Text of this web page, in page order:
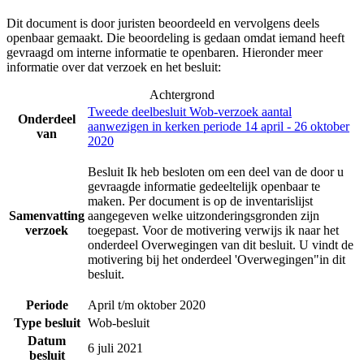
Dit document is door juristen beoordeeld en vervolgens deels
openbaar gemaakt. Die beoordeling is gedaan omdat iemand heeft
gevraagd om interne informatie te openbaren. Hieronder meer
informatie over dat verzoek en het besluit:
Achtergrond
Onderdeel
van
Tweede deelbesluit Wob-verzoek aantal
aanwezigen in kerken periode 14 april - 26 oktober
2020
Samenvatting
verzoek
Besluit Ik heb besloten om een deel van de door u
gevraagde informatie gedeeltelijk openbaar te
maken. Per document is op de inventarislijst
aangegeven welke uitzonderingsgronden zijn
toegepast. Voor de motivering verwijs ik naar het
onderdeel Overwegingen van dit besluit. U vindt de
motivering bij het onderdeel 'Overwegingen"in dit
besluit.
Periode
April t/m oktober 2020
Type besluit Wob-besluit
Datum
besluit
6 juli 2021